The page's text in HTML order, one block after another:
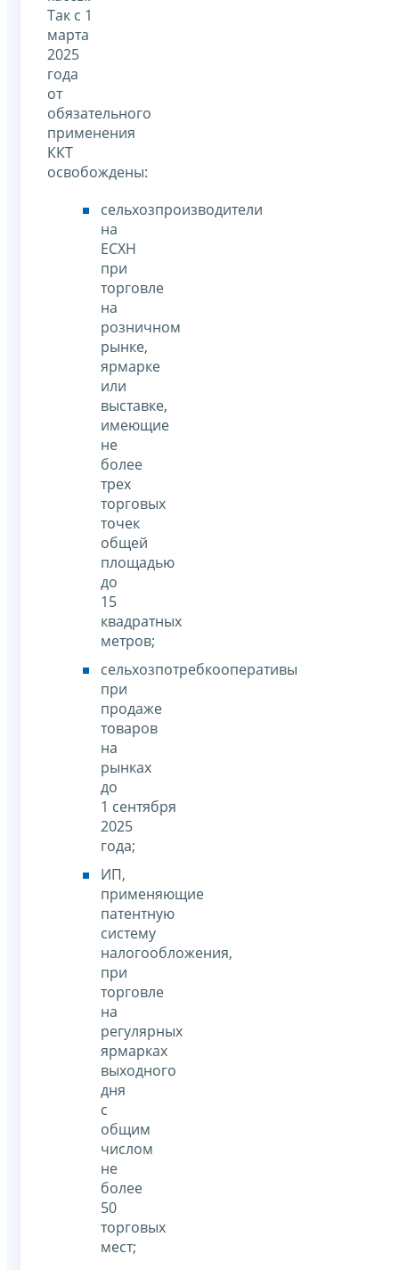
Так с 1
марта
2025
года
от
обязательного
применения
ККТ
освобождены:
сельхозпроизводители
на
ЕСХН
при
торговле
на
розничном
рынке,
ярмарке
или
выставке,
имеющие
не
более
трех
торговых
точек
общей
площадью
до
15
квадратных
метров;
сельхозпотребкооперативы
при
продаже
товаров
на
рынках
до
1 сентября
2025
года;
ИП,
применяющие
патентную
систему
налогообложения,
при
торговле
на
регулярных
ярмарках
выходного
дня
с
общим
числом
не
более
50
торговых
мест;